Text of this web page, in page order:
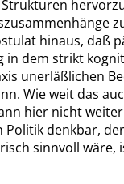
hinaus, daß
in dem strikt
unerläßlichen
. Wie weit das
hier nicht
Politik denkbar,
sinnvoll wäre,